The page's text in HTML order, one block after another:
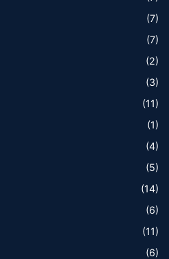
(7)
(7)
(2)
(3)
(11)
(1)
(4)
(5)
(14)
(6)
(11)
(6)